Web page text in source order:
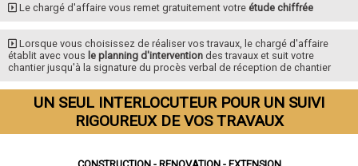
Le chargé d'affaire vous remet gratuitement votreétude chiffrée
Lorsque vous choisissez de réaliser vos travaux, le chargé d'affaire
établit avec vous le planning d'intervention des travaux et suit votre
chantier jusqu'à la signature du procès verbal de réception de chantier
UN SEUL INTERLOCUTEUR POUR UN SUIVI
RIGOUREUX DE VOS TRAVAUX